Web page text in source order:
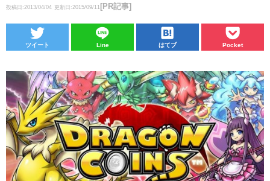
投稿日:2013/04/04 更新日:2015/09/11 [PR記事]
ツイート Line はてブ Pocket